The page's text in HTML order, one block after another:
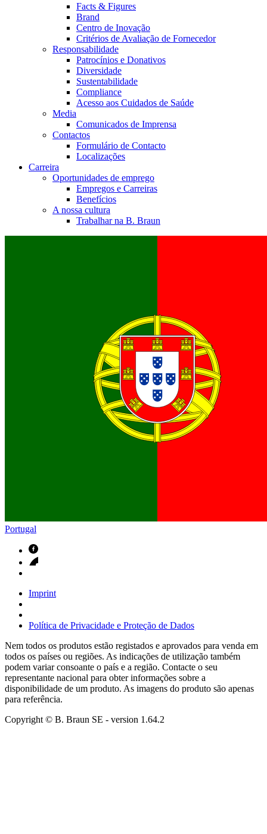
Facts & Figures
Brand
Centro de Inovação
Critérios de Avaliação de Fornecedor
Responsabilidade
Patrocínios e Donativos
Diversidade
Sustentabilidade
Compliance
Acesso aos Cuidados de Saúde
Media
Comunicados de Imprensa
Contactos
Formulário de Contacto
Localizações
Carreira
Oportunidades de emprego
Empregos e Carreiras
Benefícios
A nossa cultura
Trabalhar na B. Braun
Portugal
Imprint
Política de Privacidade e Proteção de Dados
Nem todos os produtos estão registados e aprovados para venda em
todos os países ou regiões. As indicações de utilização também
podem variar consoante o país e a região. Contacte o seu
representante nacional para obter informações sobre a
disponibilidade de um produto. As imagens do produto são apenas
para referência.
Copyright © B. Braun SE - version 1.64.2